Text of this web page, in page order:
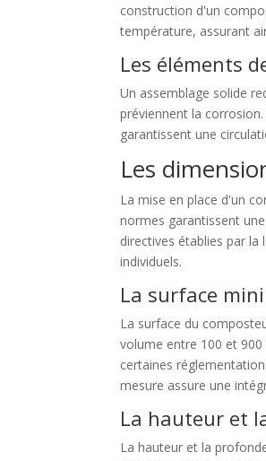
construction d'un
température, assurant
Les éléments
Un assemblage solide
préviennent la
garantissent une
Les
La mise en place d'un
normes garantissent
directives établies par
individuels.
La surface
La surface du
volume entre 100 et
certaines
mesure assure une
La hauteur et
La hauteur et la